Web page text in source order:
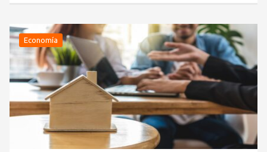
Economía